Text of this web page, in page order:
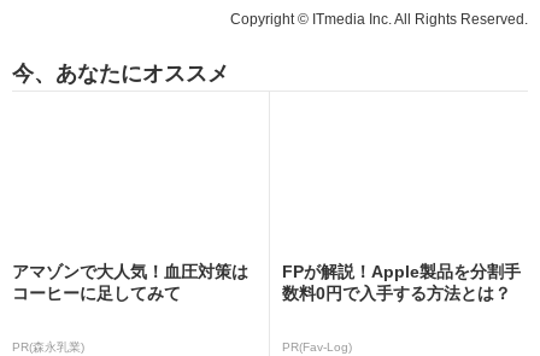
Copyright © ITmedia Inc. All Rights Reserved.
今、あなたにオススメ
アマゾンで大人気！血圧対策は
コーヒーに足してみて
PR(森永乳業)
FPが解説！Apple製品を分割手
数料0円で入手する方法とは？
PR(Fav-Log)